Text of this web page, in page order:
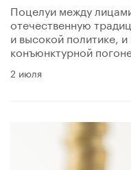
Поцелуи между
отечественную
и высокой политике,
конъюнктурной
2 июля